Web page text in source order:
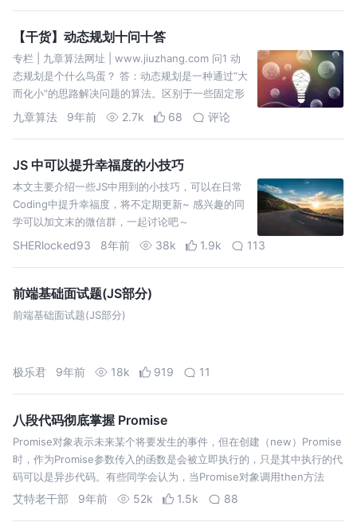
【干货】动态规划十问十答
专栏 | 九章算法网址 | www.jiuzhang.com 问1 动
态规划是个什么鸟蛋？ 答：动态规划是一种通过“大
而化小”的思路解决问题的算法。区别于一些固定形
式的算法，如二分法，宽度优先搜索法，动态规划
九章算法 9年前 2.7k 68 评论
JS 中可以提升幸福度的小技巧
本文主要介绍一些JS中用到的小技巧，可以在日常
Coding中提升幸福度，将不定期更新~ 感兴趣的同
学可以加文末的微信群，一起讨论吧～
SHERlocked93 8年前 38k 1.9k 113
前端基础面试题(JS部分)
前端基础面试题(JS部分)
极乐君 9年前 18k 919 11
八段代码彻底掌握 Promise
Promise对象表示未来某个将要发生的事件，但在创建（new）Promise
时，作为Promise参数传入的函数是会被立即执行的，只是其中执行的代
码可以是异步代码。有些同学会认为，当Promise对象调用then方法
时，Promise接收的函数才会执行，这是错误的。因此，代码…
艾特老干部 9年前 52k 1.5k 88